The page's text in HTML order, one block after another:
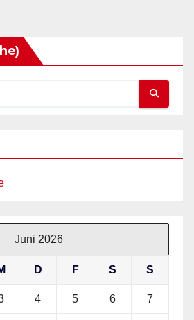
Juni 2026
D F S S
4 5 6 7